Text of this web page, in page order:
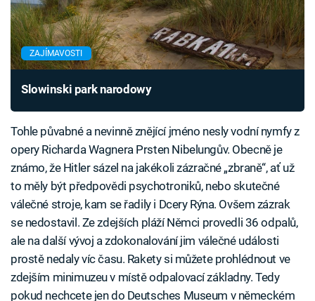
ZAJÍMAVOSTI
Slowinski park narodowy
Tohle půvabné a nevinně znějící jméno nesly vodní nymfy z
opery Richarda Wagnera Prsten Nibelungův. Obecně je
známo, že Hitler sázel na jakékoli zázračné „zbraně“, ať už
to měly být předpovědi psychotroniků, nebo skutečné
válečné stroje, kam se řadily i Dcery Rýna. Ovšem zázrak
se nedostavil. Ze zdejších pláží Němci provedli 36 odpalů,
ale na další vývoj a zdokonalování jim válečné události
prostě nedaly víc času. Rakety si můžete prohlédnout ve
zdejším minimuzeu v místě odpalovací základny. Tedy
pokud nechcete jen do Deutsches Museum v německém